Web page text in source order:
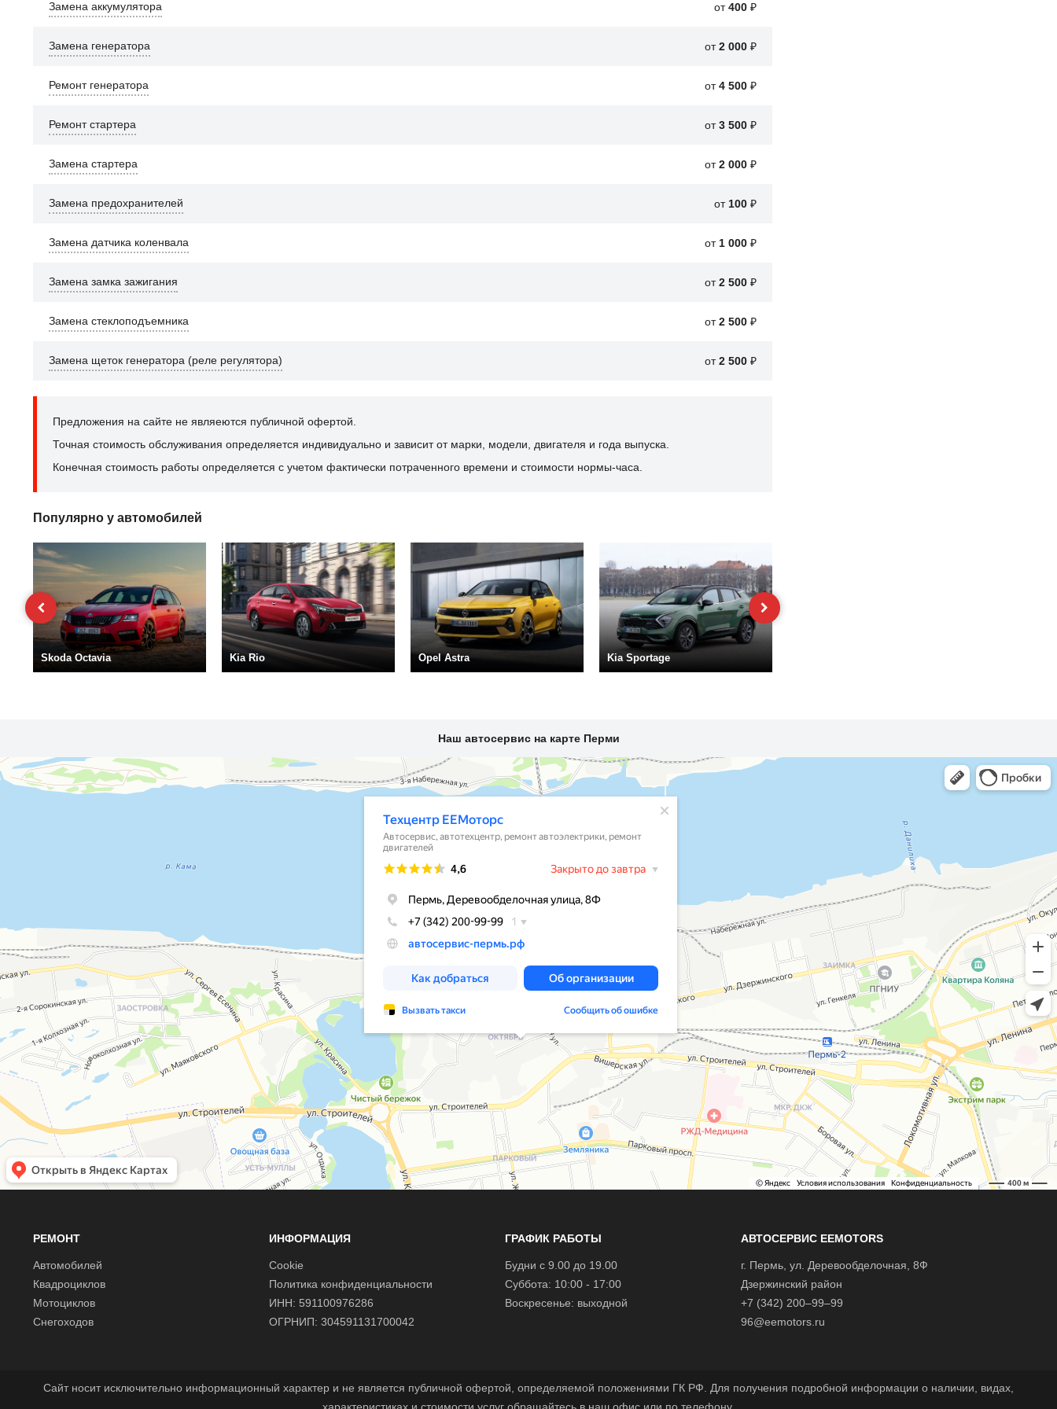
Замена аккумулятора от400 ₽
Замена генератора от2 000 ₽
Ремонт генератора от4 500 ₽
Ремонт стартера от3 500 ₽
Замена стартера от2 000 ₽
Замена предохранителей от 100 ₽
Замена датчика коленвала от 1 000 ₽
Замена замка зажигания от2 500 ₽
Замена стеклоподъемника от2 500 ₽
Замена щеток генератора (реле регулятора) от2 500 ₽
Предложения на сайте не являеются публичной офертой.
Точная стоимость обслуживания определяется индивидуально и зависит от марки, модели, двигателя и года выпуска.
Конечная стоимость работы определяется с учетом фактически потраченного времени и стоимости нормы-часа.
Популярно у автомобилей
Skoda Octavia Kia Rio Opel Astra Kia Sportage
Наш автосервис на карте Перми
РЕМОНТ
Автомобилей
Квадроциклов
Мотоциклов
Снегоходов
ИНФОРМАЦИЯ
Cookie
Политика конфиденциальности
ИНН: 591100976286
ОГРНИП: 304591131700042
ГРАФИК РАБОТЫ
Будни с 9.00 до 19.00
Суббота: 10:00 - 17:00
Воскресенье: выходной
АВТОСЕРВИС EEMOTORS
г. Пермь , ул. Деревообделочная, 8Ф
Дзержинский район
+7 (342) 200–99–99
96@eemotors.ru
Сайт носит исключительно информационный характер и не является публичной офертой, определяемой положениями ГК РФ. Для получения подробной информации о наличии, видах,